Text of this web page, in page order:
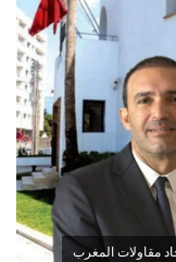
مقاولات المغرب